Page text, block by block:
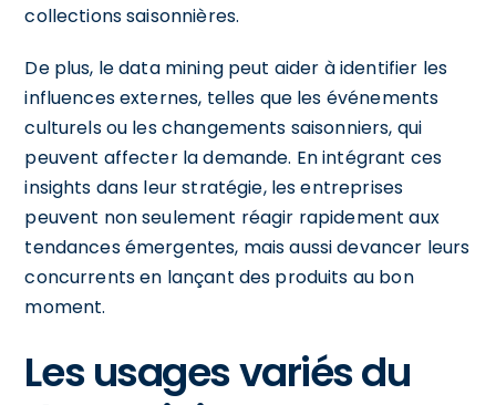
collections saisonnières.
De plus, le data mining peut aider à identifier les
influences externes, telles que les événements
culturels ou les changements saisonniers, qui
peuvent affecter la demande. En intégrant ces
insights dans leur stratégie, les entreprises
peuvent non seulement réagir rapidement aux
tendances émergentes, mais aussi devancer leurs
concurrents en lançant des produits au bon
moment.
Les usages variés du